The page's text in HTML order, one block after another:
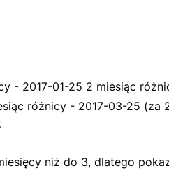
- 2017-01-25 2 miesiąc
różnicy - 2017-03-25 (za
niż do 3, dlatego